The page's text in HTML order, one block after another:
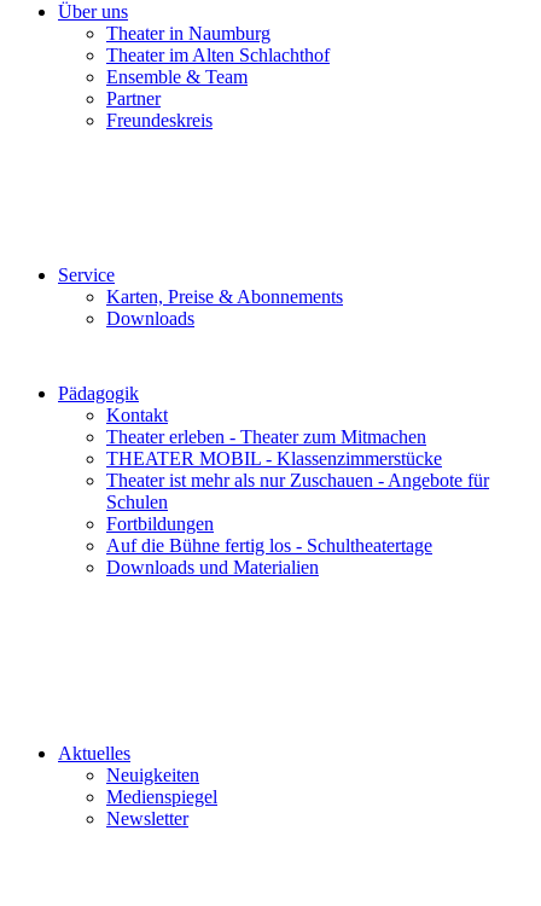
Über uns
Theater in Naumburg
Theater im Alten Schlachthof
Ensemble & Team
Partner
Freundeskreis
Service
Karten, Preise & Abonnements
Downloads
Pädagogik
Kontakt
Theater erleben - Theater zum Mitmachen
THEATER MOBIL - Klassenzimmerstücke
Theater ist mehr als nur Zuschauen - Angebote für
Schulen
Fortbildungen
Auf die Bühne fertig los - Schultheatertage
Downloads und Materialien
Aktuelles
Neuigkeiten
Medienspiegel
Newsletter